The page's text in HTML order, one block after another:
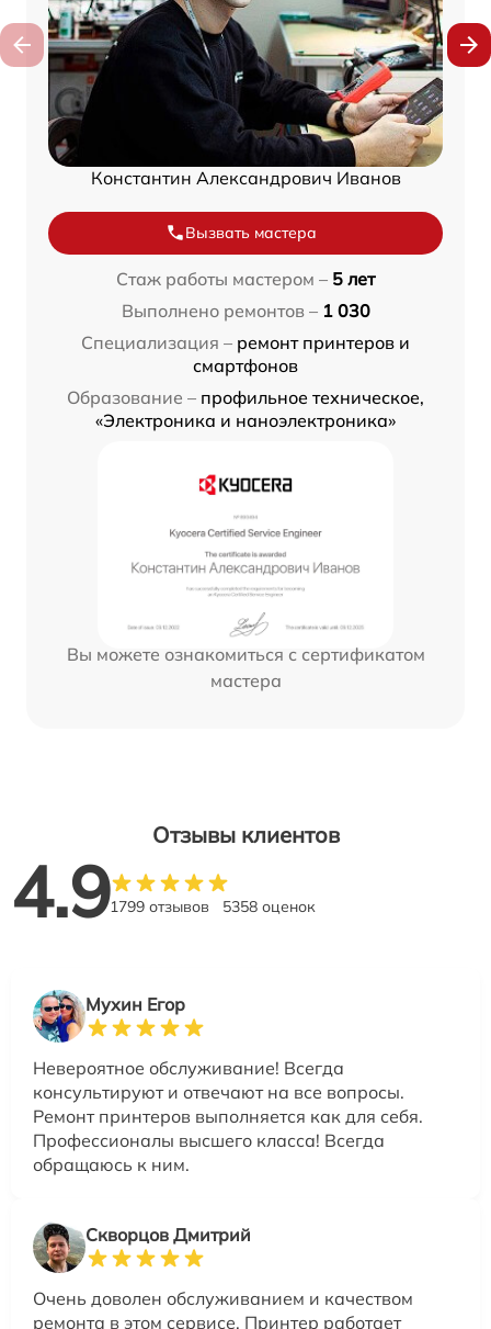
Константин Александрович Иванов
Вызвать мастера
Стаж работы мастером – 5 лет
Выполнено ремонтов – 1 030
Специализация – ремонт принтеров и
смартфонов
Образование – профильное техническое,
«Электроника и наноэлектроника»
Вы можете ознакомиться с сертификатом
мастера
Отзывы клиентов
4.91799 отзывов 5358 оценок
Мухин Егор
Невероятное обслуживание! Всегда
консультируют и отвечают на все вопросы.
Ремонт принтеров выполняется как для себя.
Профессионалы высшего класса! Всегда
обращаюсь к ним.
Скворцов Дмитрий
Очень доволен обслуживанием и качеством
ремонта в этом сервисе. Принтер работает